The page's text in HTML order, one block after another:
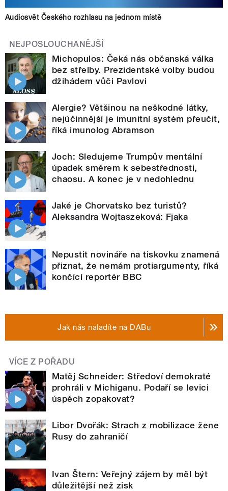
Audiosvět Českého rozhlasu na jednom místě
NEJPOSLOUCHANĚJŠÍ
Michopulos: Čeká nás občanská válka
bez střelby. Prezidentské volby budou
džihádem vůči Pavlovi
Alergie? Většinou na neškodné látky,
nejúčinnější je imunitní systém přeučit,
říká imunolog Abramson
Joch: Sledujeme Trumpův mentální
úpadek směrem k sebestřednosti,
chaosu. A konec je v nedohlednu
Jaké je Chorvatsko bez turistů?
Aleksandra Wojtaszeková: Fjaka
Nepustit novináře na tiskovku znamená
přiznat, že nemám protiargumenty, říká
končící reportér BBC
Jak nás naladíte na DABu
VÍCE Z POŘADU
Matěj Schneider: Středoví demokraté
prohráli v Michiganu. Podaří se levici
úspěch zopakovat?
Libor Dvořák: Strach z mobilizace žene
Rusy do zahraničí
Ivan Štern: Veřejný zájem by měl být
důležitější než zisk